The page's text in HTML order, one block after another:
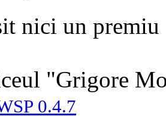
nici un premiu
"Grigore
0.4.7